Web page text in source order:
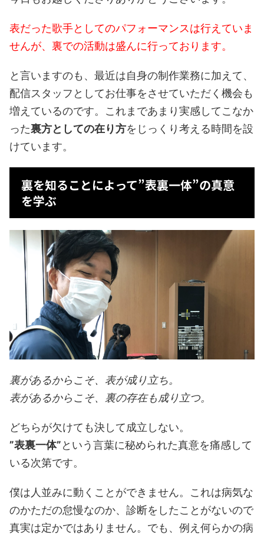
表だった歌手としてのパフォーマンスは行えていま
せんが、裏での活動は盛んに行っております。
と言いますのも、最近は自身の制作業務に加えて、
配信スタッフとしてお仕事をさせていただく機会も
増えているのです。これまであまり実感してこなか
った裏方としての在り方をじっくり考える時間を設
けています。
裏を知ることによって”表裏一体”の真意
を学ぶ
裏があるからこそ、表が成り立ち。
表があるからこそ、裏の存在も成り立つ。
どちらが欠けても決して成立しない。
”表裏一体”という言葉に秘められた真意を痛感して
いる次第です。
僕は人並みに動くことができません。これは病気な
のかただの怠慢なのか、診断をしたことがないので
真実は定かではありません。でも、例え何らかの病